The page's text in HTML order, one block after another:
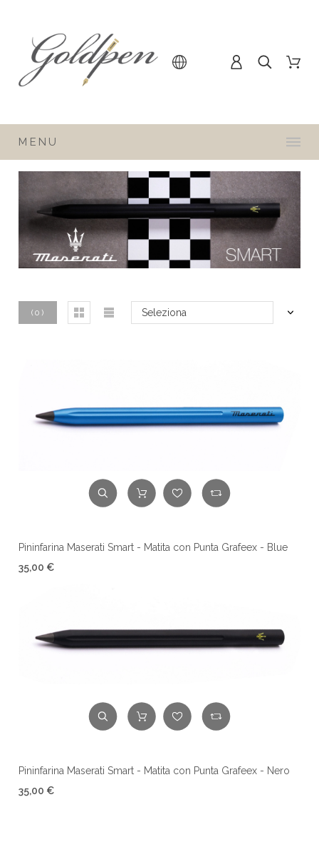
MENU
( 0 ) Seleziona
Pininfarina Maserati Smart - Matita con Punta Grafeex - Blue
35,00 €
Pininfarina Maserati Smart - Matita con Punta Grafeex - Nero
35,00 €